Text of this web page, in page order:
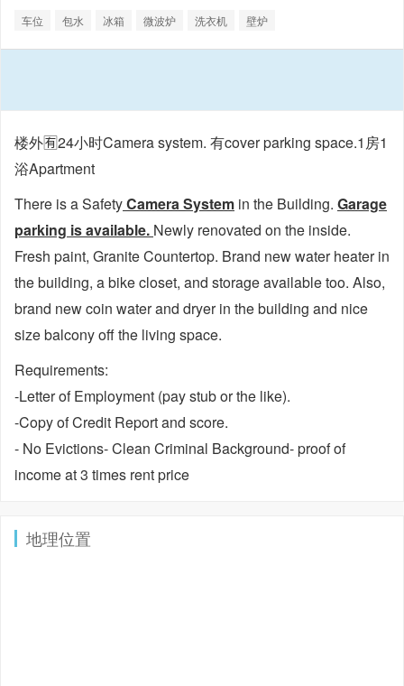
车位 包水 冰箱 微波炉 洗衣机 壁炉
楼外🈶️24小时Camera system. 有cover parking space.1房1
浴Apartment
There is a SafetyCamera System in the Building. Garage
parking is available. Newly renovated on the inside.
Fresh paint, Granite Countertop. Brand new water heater in
the building, a bike closet, and storage available too. Also,
brand new coin water and dryer in the building and nice
size balcony off the living space.
Requirements:
-Letter of Employment (pay stub or the like).
-Copy of Credit Report and score.
- No Evictions- Clean Criminal Background- proof of
income at 3 times rent price
地理位置